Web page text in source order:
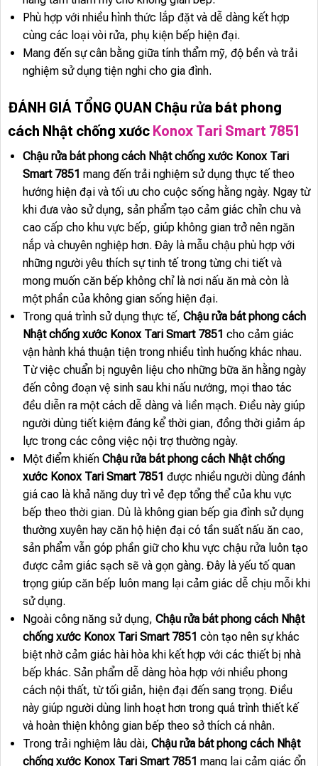
Phù hợp với nhiều hình thức lắp đặt và dễ dàng kết hợp
cùng các loại vòi rửa, phụ kiện bếp hiện đại.
Mang đến sự cân bằng giữa tính thẩm mỹ, độ bền và trải
nghiệm sử dụng tiện nghi cho gia đình.
ĐÁNH GIÁ TỔNG QUAN Chậu rửa bát phong
cách Nhật chống xước Konox Tari Smart 7851
Chậu rửa bát phong cách Nhật chống xước Konox Tari
Smart 7851 mang đến trải nghiệm sử dụng thực tế theo
hướng hiện đại và tối ưu cho cuộc sống hằng ngày. Ngay từ
khi đưa vào sử dụng, sản phẩm tạo cảm giác chỉn chu và
cao cấp cho khu vực bếp, giúp không gian trở nên ngăn
nắp và chuyên nghiệp hơn. Đây là mẫu chậu phù hợp với
những người yêu thích sự tinh tế trong từng chi tiết và
mong muốn căn bếp không chỉ là nơi nấu ăn mà còn là
một phần của không gian sống hiện đại.
Trong quá trình sử dụng thực tế, Chậu rửa bát phong cách
Nhật chống xước Konox Tari Smart 7851 cho cảm giác
vận hành khá thuận tiện trong nhiều tình huống khác nhau.
Từ việc chuẩn bị nguyên liệu cho những bữa ăn hằng ngày
đến công đoạn vệ sinh sau khi nấu nướng, mọi thao tác
đều diễn ra một cách dễ dàng và liền mạch. Điều này giúp
người dùng tiết kiệm đáng kể thời gian, đồng thời giảm áp
lực trong các công việc nội trợ thường ngày.
Một điểm khiến Chậu rửa bát phong cách Nhật chống
xước Konox Tari Smart 7851 được nhiều người dùng đánh
giá cao là khả năng duy trì vẻ đẹp tổng thể của khu vực
bếp theo thời gian. Dù là không gian bếp gia đình sử dụng
thường xuyên hay căn hộ hiện đại có tần suất nấu ăn cao,
sản phẩm vẫn góp phần giữ cho khu vực chậu rửa luôn tạo
được cảm giác sạch sẽ và gọn gàng. Đây là yếu tố quan
trọng giúp căn bếp luôn mang lại cảm giác dễ chịu mỗi khi
sử dụng.
Ngoài công năng sử dụng, Chậu rửa bát phong cách Nhật
chống xước Konox Tari Smart 7851 còn tạo nên sự khác
biệt nhờ cảm giác hài hòa khi kết hợp với các thiết bị nhà
bếp khác. Sản phẩm dễ dàng hòa hợp với nhiều phong
cách nội thất, từ tối giản, hiện đại đến sang trọng. Điều
này giúp người dùng linh hoạt hơn trong quá trình thiết kế
và hoàn thiện không gian bếp theo sở thích cá nhân.
Trong trải nghiệm lâu dài, Chậu rửa bát phong cách Nhật
chống xước Konox Tari Smart 7851 mang lại cảm giác ổn